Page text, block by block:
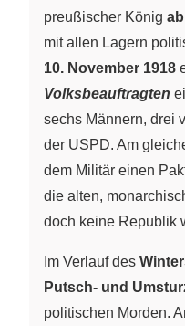
preußischer König ab
mit allen Lagern
10. November 1918
Volksbeauftragten
sechs Männern, drei
der USPD. Am
dem Militär einen
die alten,
doch keine Republik
Im Verlauf des
Putsch- und
politischen Morden.